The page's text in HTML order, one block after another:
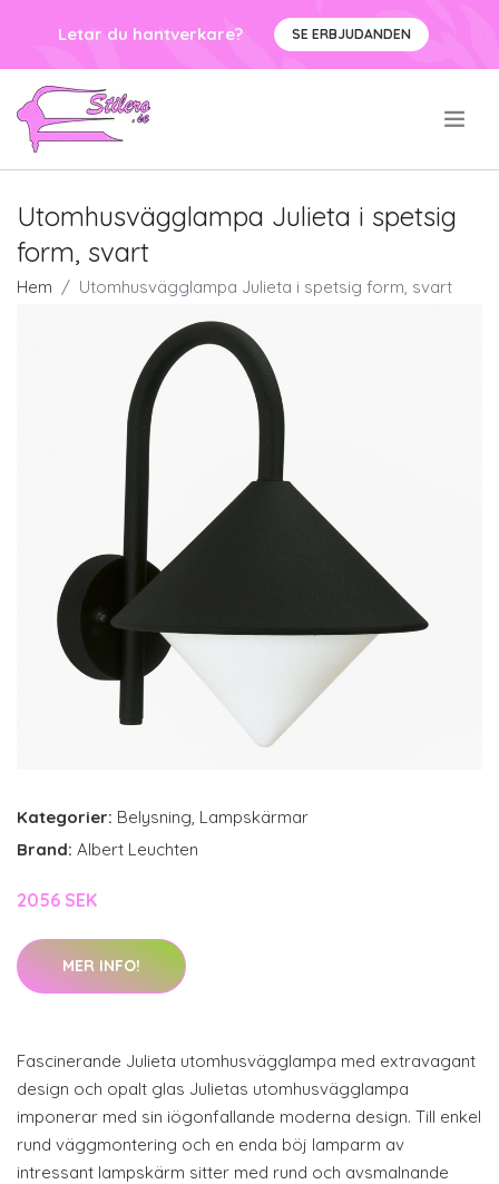
Letar du hantverkare? SE ERBJUDANDEN
Utomhusvägglampa Julieta i spetsig
form, svart
Hem Utomhusvägglampa Julieta i spetsig form, svart
Kategorier: Belysning, Lampskärmar
Brand: Albert Leuchten
2056 SEK
MER INFO!
Fascinerande Julieta utomhusvägglampa med extravagant
design och opalt glas Julietas utomhusvägglampa
imponerar med sin iögonfallande moderna design. Till enkel
rund väggmontering och en enda böj lamparm av
intressant lampskärm sitter med rund och avsmalnande